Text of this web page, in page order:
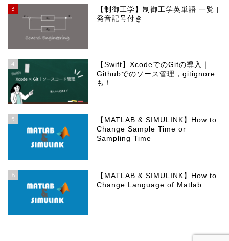
3
【制御工学】制御工学英単語 一覧 |
発音記号付き
4
【Swift】XcodeでのGitの導入｜
Githubでのソース管理，gitignore
も！
5
【MATLAB & SIMULINK】How to
Change Sample Time or
Sampling Time
6
【MATLAB & SIMULINK】How to
Change Language of Matlab